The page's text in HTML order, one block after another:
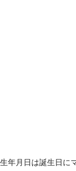
生年月日は誕生日に